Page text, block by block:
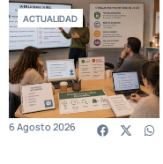
ACTUALIDAD
6 Agosto 2026